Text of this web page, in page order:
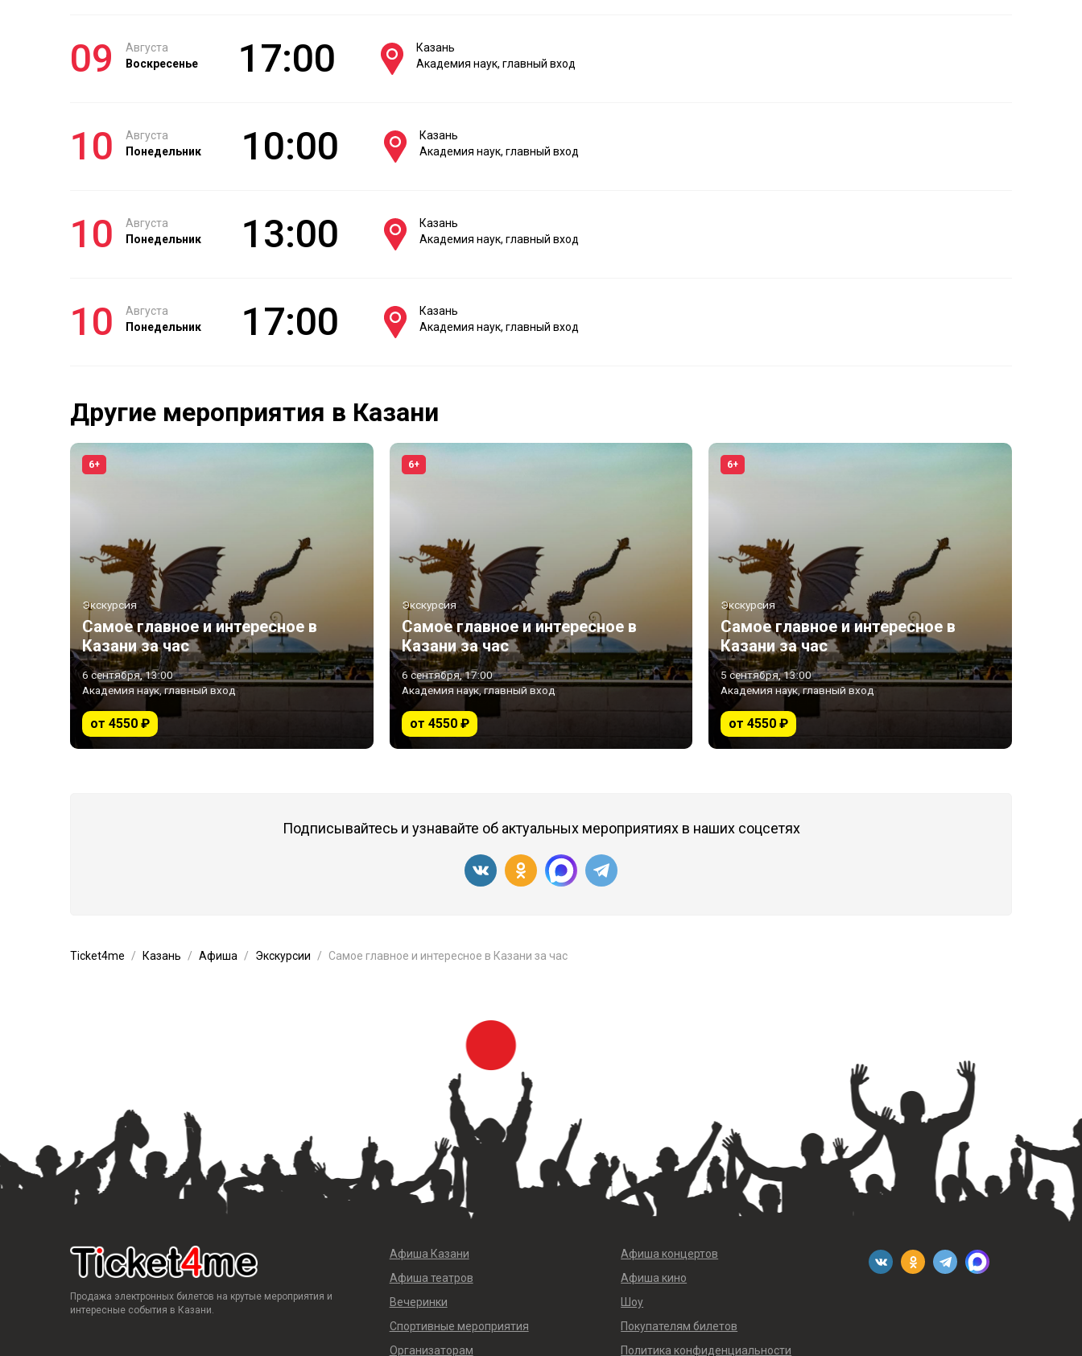
09
Августа
Воскресенье
17:00
Казань
Академия наук, главный вход
10
Августа
Понедельник
10:00
Казань
Академия наук, главный вход
10
Августа
Понедельник
13:00
Казань
Академия наук, главный вход
10
Августа
Понедельник
17:00
Казань
Академия наук, главный вход
Другие мероприятия в Казани
6+
Экскурсия
Самое главное и интересное в
Казани за час
6 сентября, 13:00
Академия наук, главный вход
от 4550 ₽
6+
Экскурсия
Самое главное и интересное в
Казани за час
6 сентября, 17:00
Академия наук, главный вход
от 4550 ₽
6+
Экскурсия
Самое главное и интересное в
Казани за час
5 сентября, 13:00
Академия наук, главный вход
от 4550 ₽
Подписывайтесь и узнавайте об актуальных мероприятиях в наших соцсетях
Ticket4me Казань Афиша Экскурсии Самое главное и интересное в Казани за час
Продажа электронных билетов на крутые мероприятия и
интересные события в Казани.
Афиша Казани
Афиша концертов
Афиша театров
Афиша кино
Вечеринки
Шоу
Спортивные мероприятия
Покупателям билетов
Организаторам
Политика конфиденциальности